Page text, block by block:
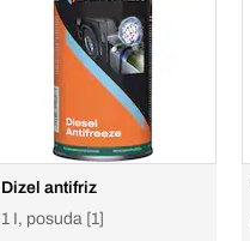
Dizel antifriz
1 I, posuda [1]